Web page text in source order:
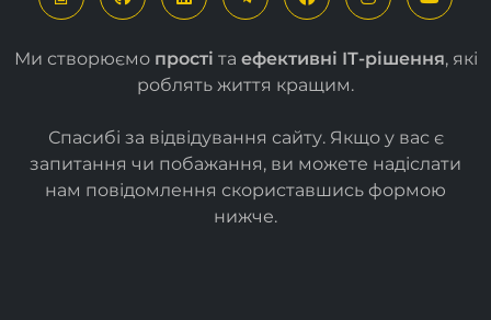
Ми створюємо прості та ефективні ІТ-рішення, які
роблять життя кращим.
Спасибі за відвідування сайту. Якщо у вас є
запитання чи побажання, ви можете надіслати
нам повідомлення скориставшись формою
нижче.